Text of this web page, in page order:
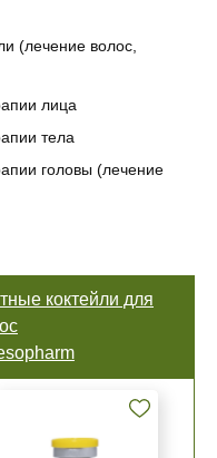
(лечение волос,
лица
тела
головы (лечение
коктейли для